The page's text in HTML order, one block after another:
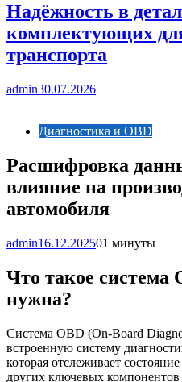
Надёжность в
комплектующих
транспорта
admin30.07.2026
Диагностика и OBD
Расшифровка
влияние на
автомобиля
admin16.12.202501 минуты
Что такое система
нужна?
Система OBD (On-Board
встроенную систему
которая отслеживает
других ключевых